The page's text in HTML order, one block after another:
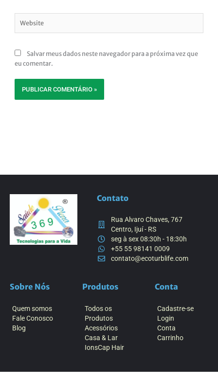
Salvar meus dados neste navegador para a próxima vez que
eu comentar.
Contato
Rua Alvaro Chaves, 767
Centro, Ijuí - RS
seg à sex 08:30h - 18:30h
+55 55 98141 0009
contato@ecoturblife.com
Sobre Nós
Quem somos
Fale Conosco
Blog
Produtos
Todos os
Produtos
Acessórios
Casa & Lar
IonsCap Hair
Conta
Cadastre-se
Login
Conta
Carrinho